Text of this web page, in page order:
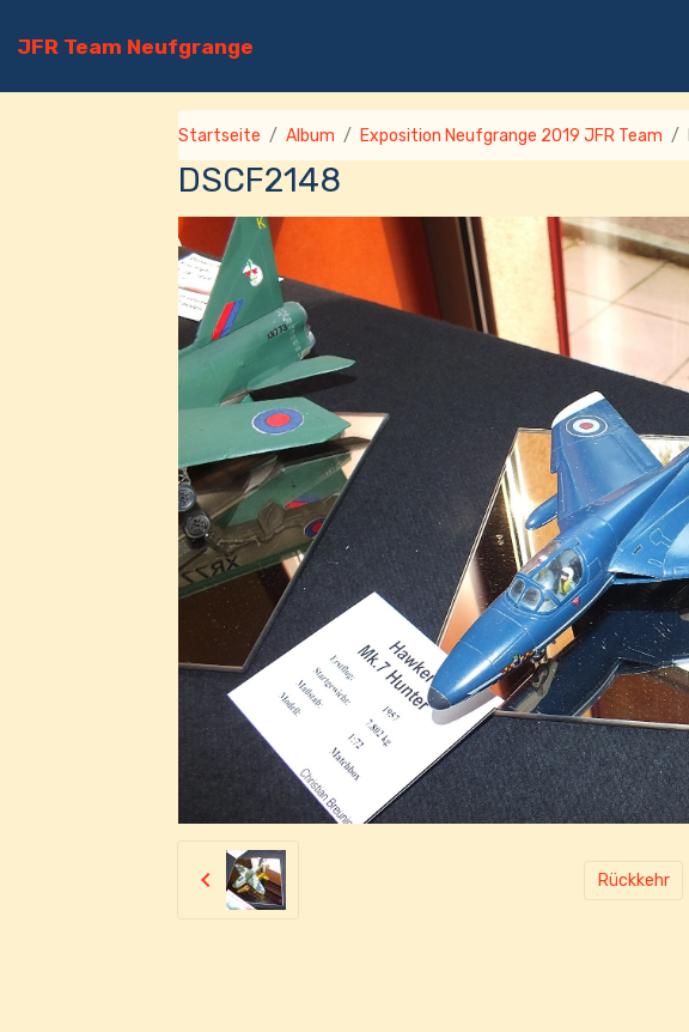
JFR Team Neufgrange
Startseite Album Exposition Neufgrange 2019 JFR Team
DSCF2148
Rückkehr